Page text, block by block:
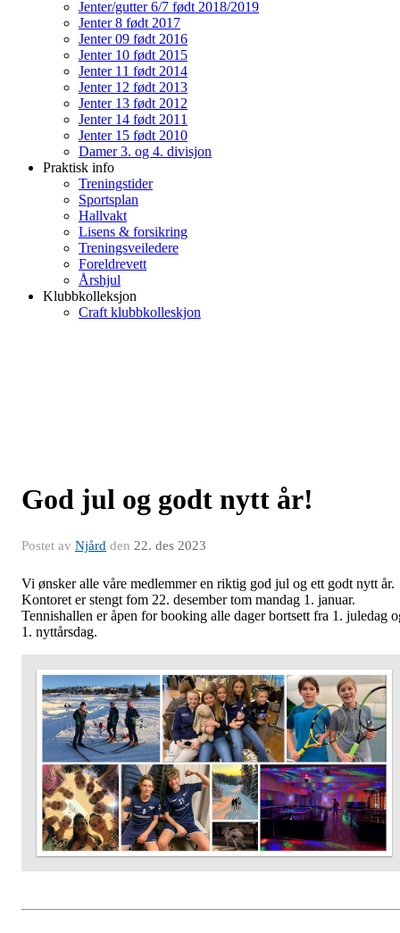
Jenter/gutter 6/7 født 2018/2019
Jenter 8 født 2017
Jenter 09 født 2016
Jenter 10 født 2015
Jenter 11 født 2014
Jenter 12 født 2013
Jenter 13 født 2012
Jenter 14 født 2011
Jenter 15 født 2010
Damer 3. og 4. divisjon
Praktisk info
Treningstider
Sportsplan
Hallvakt
Lisens & forsikring
Treningsveiledere
Foreldrevett
Årshjul
Klubbkolleksjon
Craft klubbkolleskjon
God jul og godt nytt år!
Postet av Njård den 22. des 2023
Vi ønsker alle våre medlemmer en riktig god jul og ett godt nytt år.
Kontoret er stengt fom 22. desember tom mandag 1. januar.
Tennishallen er åpen for booking alle dager bortsett fra 1. juledag
1. nyttårsdag.